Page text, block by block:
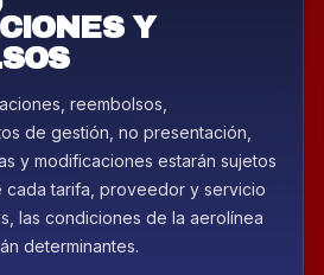
Y
reembolsos,
de gestión, no presentación,
y modificaciones estarán sujetos
cada tarifa, proveedor y servicio
las condiciones de la aerolínea
determinantes.